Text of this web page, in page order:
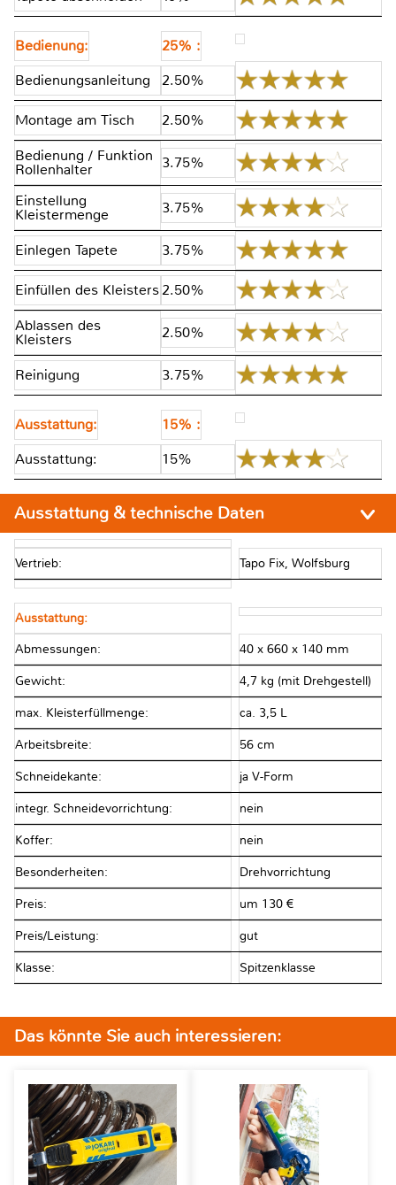
Bedienung:
25% :
Bedienungsanleitung
2.50%
Montage am Tisch
2.50%
Bedienung / Funktion
Rollenhalter 3.75%
Einstellung
Kleistermenge 3.75%
Einlegen Tapete 3.75%
Einfüllen des Kleisters2.50%
Ablassen des
Kleisters 2.50%
Reinigung 3.75%
Ausstattung:
15% :
Ausstattung:
15%
Ausstattung & technische Daten
Vertrieb: Tapo Fix, Wolfsburg
Ausstattung:
Abmessungen: 40 x 660 x 140 mm
Gewicht: 4,7 kg (mit Drehgestell)
max. Kleisterfüllmenge: ca. 3,5 L
Arbeitsbreite: 56 cm
Schneidekante: ja V-Form
integr. Schneidevorrichtung: nein
Koffer: nein
Besonderheiten: Drehvorrichtung
Preis: um 130 €
Preis/Leistung: gut
Klasse: Spitzenklasse
Das könnte Sie auch interessieren: